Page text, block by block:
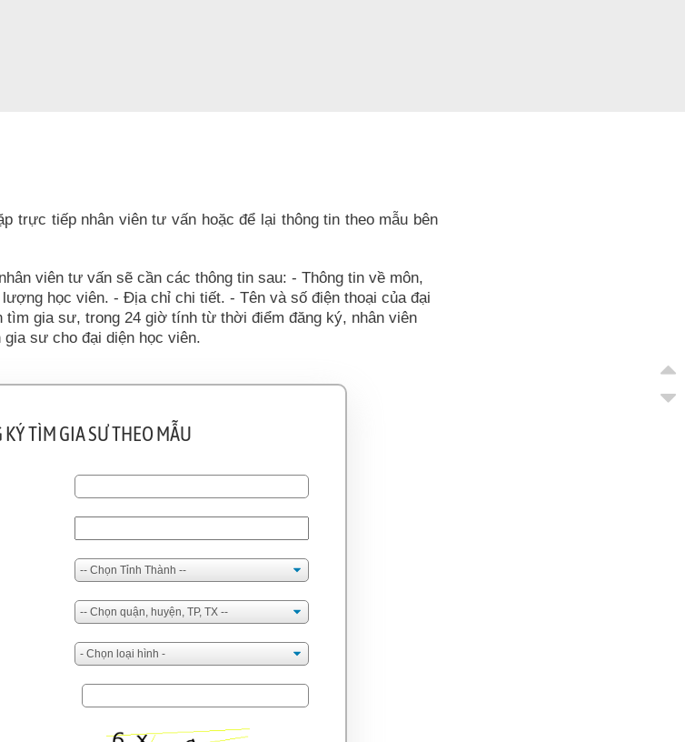
trực tiếp nhân viên tư vấn hoặc để lại thông tin theo mẫu bên
viên tư vấn sẽ cần các thông tin sau: - Thông tin về môn,
học viên. - Địa chỉ chi tiết. - Tên và số điện thoại của đại
tìm gia sư, trong 24 giờ tính từ thời điểm đăng ký, nhân viên
sư cho đại diện học viên.
TÌM GIA SƯ THEO MẪU